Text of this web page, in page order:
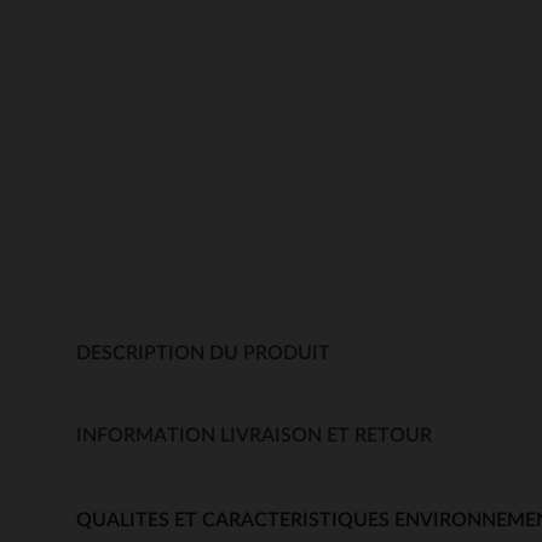
DESCRIPTION DU PRODUIT
INFORMATION LIVRAISON ET RETOUR
QUALITES ET CARACTERISTIQUES